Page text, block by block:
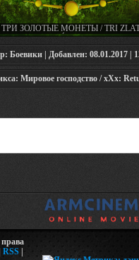
ТРИ ЗОЛОТЫЕ МОНЕТЫ / TRI
DUKÁTY (2023)
Боевики | Добавлен: 08.01.2017 |
Мировое господство / xXx:
RSS |